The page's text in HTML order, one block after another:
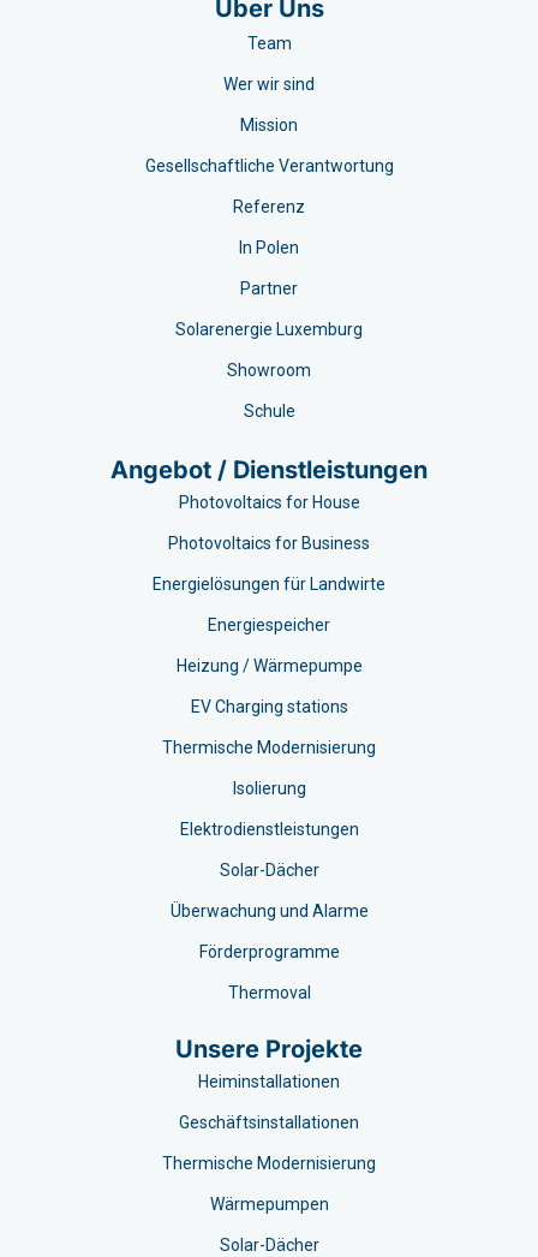
Über Uns
Team
Wer wir sind
Mission
Gesellschaftliche Verantwortung
Referenz
In Polen
Partner
Solarenergie Luxemburg
Showroom
Schule
Angebot / Dienstleistungen
Photovoltaics for House
Photovoltaics for Business
Energielösungen für Landwirte
Energiespeicher
Heizung / Wärmepumpe
EV Charging stations​
Thermische Modernisierung
Isolierung
Elektrodienstleistungen
Solar-Dächer
Überwachung und Alarme
Förderprogramme
Thermoval
Unsere Projekte
Heiminstallationen
Geschäftsinstallationen
Thermische Modernisierung
Wärmepumpen
Solar-Dächer